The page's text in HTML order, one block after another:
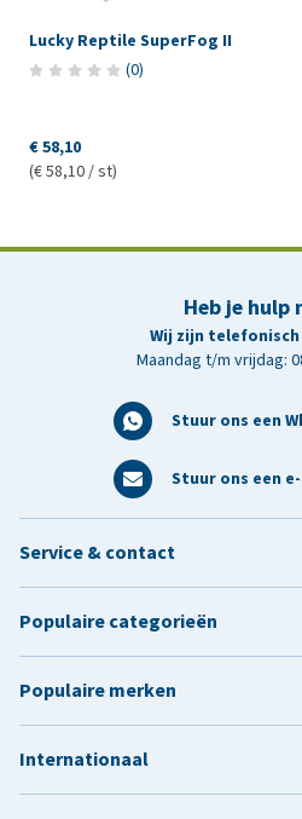
Lucky Reptile SuperFog II
(0)
€ 58,10
(€ 58,10 / st)
Heb je hulp
Wij zijn
Maandag t/m vrijdag:
Stuur ons een
Stuur ons een
Service & contact
Populaire categorieën
Populaire merken
Internationaal